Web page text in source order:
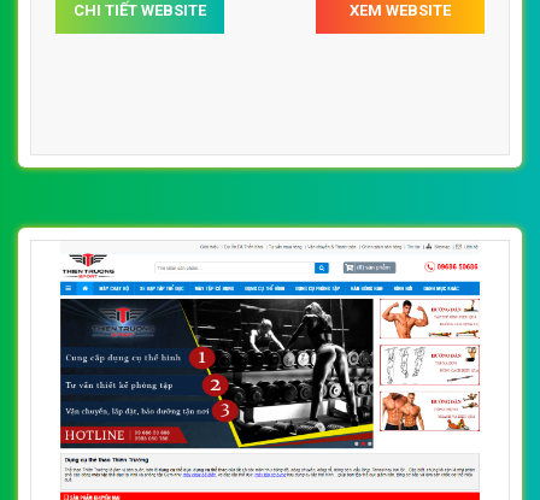
CHI TIẾT WEBSITE XEM WEBSITE